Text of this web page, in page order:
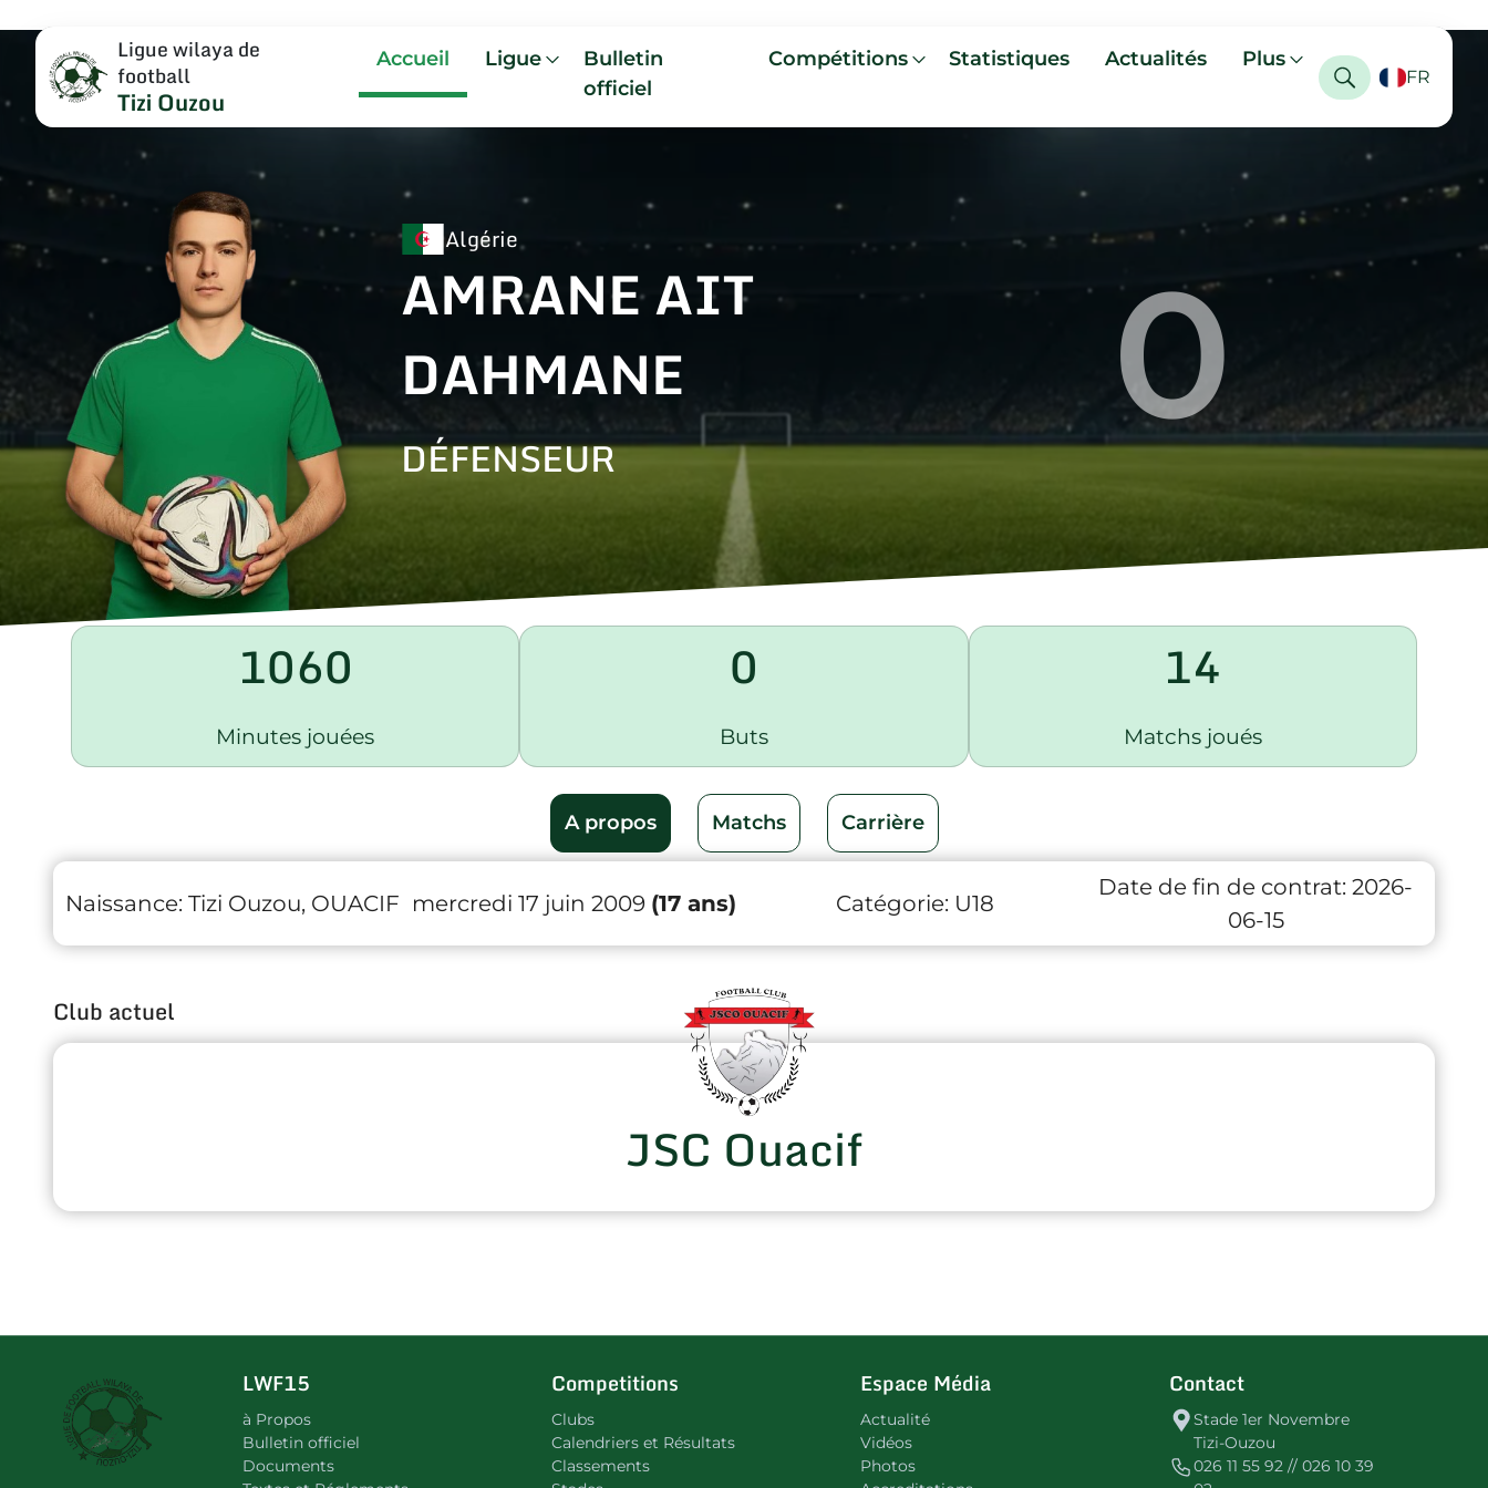
Ligue wilaya de
football
Tizi Ouzou
Accueil Ligue
Bulletin
officiel
Compétitions Statistiques Actualités Plus
FR
Algérie
AMRANE AIT
DAHMANE
DÉFENSEUR 0
1060
Minutes jouées
0
Buts
14
Matchs joués
A propos Matchs Carrière
Naissance: Tizi Ouzou, OUACIF mercredi 17 juin 2009 (17 ans) Catégorie: U18
Date de fin de contrat: 2026-
06-15
Club actuel
JSC Ouacif
LWF15
à Propos
Bulletin officiel
Documents
Competitions
Clubs
Calendriers et Résultats
Classements
Espace Média
Actualité
Vidéos
Photos
Contact
Stade 1er Novembre
Tizi-Ouzou
026 11 55 92 // 026 10 39